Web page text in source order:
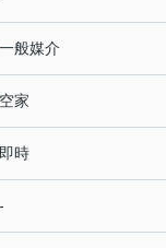
一般媒介
空家
即時
-